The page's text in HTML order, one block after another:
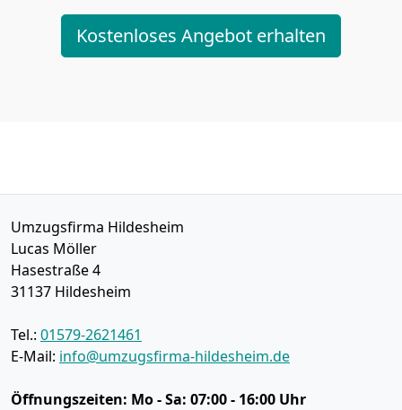
Kostenloses Angebot erhalten
Umzugsfirma Hildesheim
Lucas Möller
Hasestraße 4
31137 Hildesheim
Tel.: 01579-2621461
E-Mail: info@umzugsfirma-hildesheim.de
Öffnungszeiten: Mo - Sa: 07:00 - 16:00 Uhr